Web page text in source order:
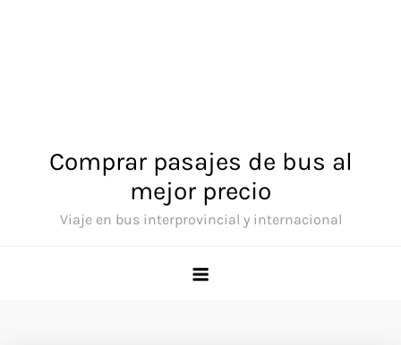
Comprar pasajes de bus al
mejor precio
Viaje en bus interprovincial y internacional